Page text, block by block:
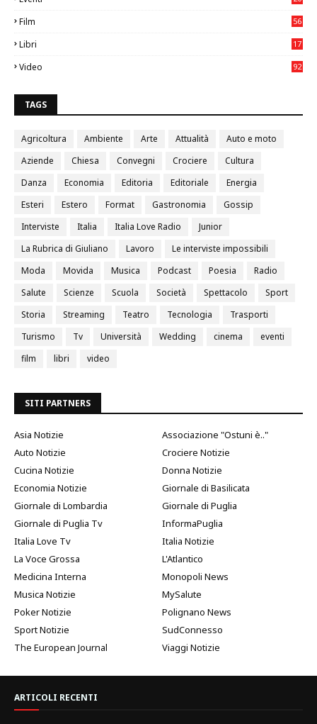
Film
56
Libri
17
Video
92
TAGS
Agricoltura Ambiente Arte Attualità
Auto e moto
Aziende
Chiesa Convegni Crociere
Cultura
Danza
Economia Editoria Editoriale
Energia
Esteri
Estero Format Gastronomia
Gossip
Interviste
Italia Italia Love Radio
Junior
La Rubrica di Giuliano
Lavoro
Le interviste impossibili
Moda
Movida Musica Podcast Poesia
Radio
Salute
Scienze Scuola Società Spettacolo
Sport
Storia
Streaming Teatro Tecnologia
Trasporti
Turismo
Tv Università Wedding cinema
eventi
film
libri video
SITI PARTNERS
Asia Notizie
Associazione "Ostuni è.."
Auto Notizie
Crociere Notizie
Cucina Notizie
Donna Notizie
Economia Notizie
Giornale di Basilicata
Giornale di Lombardia
Giornale di Puglia
Giornale di Puglia Tv
InformaPuglia
Italia Love Tv
Italia Notizie
La Voce Grossa
L'Atlantico
Medicina Interna
Monopoli News
Musica Notizie
MySalute
Poker Notizie
Polignano News
Sport Notizie
SudConnesso
The European Journal
Viaggi Notizie
ARTICOLI RECENTI